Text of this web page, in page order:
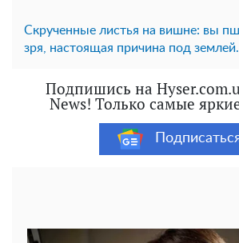
Скрученные листья на вишне: вы
зря, настоящая причина под землей.
Подпишись на
News! Только самые